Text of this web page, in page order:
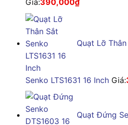
Giá:390,000₫
Quạt Lỡ
Senko LTS1631 16 Inch Giá:
Quạt Đứng